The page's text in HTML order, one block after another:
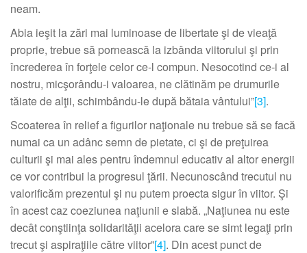
neam.
Abia ieşit la zări mai luminoase de libertate şi de vieaţă
proprie, trebue să pornească la izbânda viitorului şi prin
încrederea în forţele celor ce-l compun. Nesocotind ce-i al
nostru, micşorându-i valoarea, ne clătinăm pe drumurile
tăiate de alţii, schimbându-le după bătaia vântului”[3].
Scoaterea în relief a figurilor naţionale nu trebue să se facă
numai ca un adânc semn de pietate, ci şi de preţuirea
culturii şi mai ales pentru îndemnul educativ al altor energii
ce vor contribui la progresul ţării. Necunoscând trecutul nu
valorificăm prezentul şi nu putem proecta sigur în viitor. Şi
în acest caz coeziunea naţiunii e slabă. „Naţiunea nu este
decât conştiinţa solidarităţii acelora care se simt legaţi prin
trecut şi aspiraţiile către viitor”[4]. Din acest punct de